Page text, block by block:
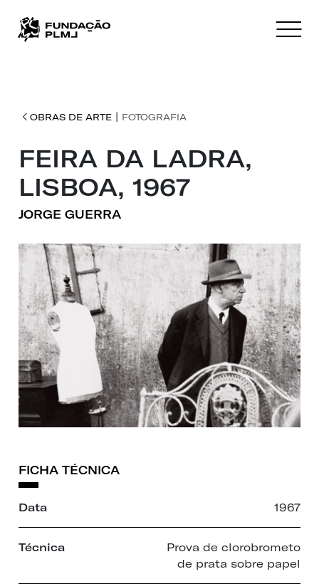
OBRAS DE ARTE| FOTOGRAFIA
FEIRA DA LADRA,
LISBOA, 1967
JORGE GUERRA
FICHA TÉCNICA
Data 1967
Técnica
Prova de clorobrometo
de prata sobre papel